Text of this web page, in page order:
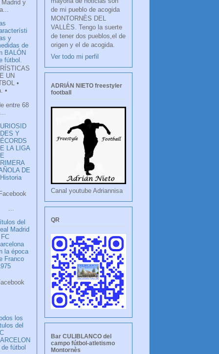
Madrid y
y
de
BALÓN
fútbol.
UN
•
•
entre 68
Y
LA LIGA
DE
del
Madrid
la época
Franco
los
del
de fútbol
de mi pueblo de acogida
MONTORNÈS DEL
VALLÈS. Tengo la suerte
de tener dos pueblos,el de
origen y el de acogida.
Ver todo mi perfil
ADRIÁN NIETO freestyler
football
Canal youtube Adriannisa
QR
Bar CULIBLANCO del
campo fútbol-atletismo
Montornès